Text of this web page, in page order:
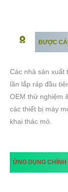
ĐƯỢC
Các nhà sản xuất
lần lắp ráp đầu
OEM thử nghiệm
các thiết bị máy
khai thác mỏ.
ỨNG DỤNG